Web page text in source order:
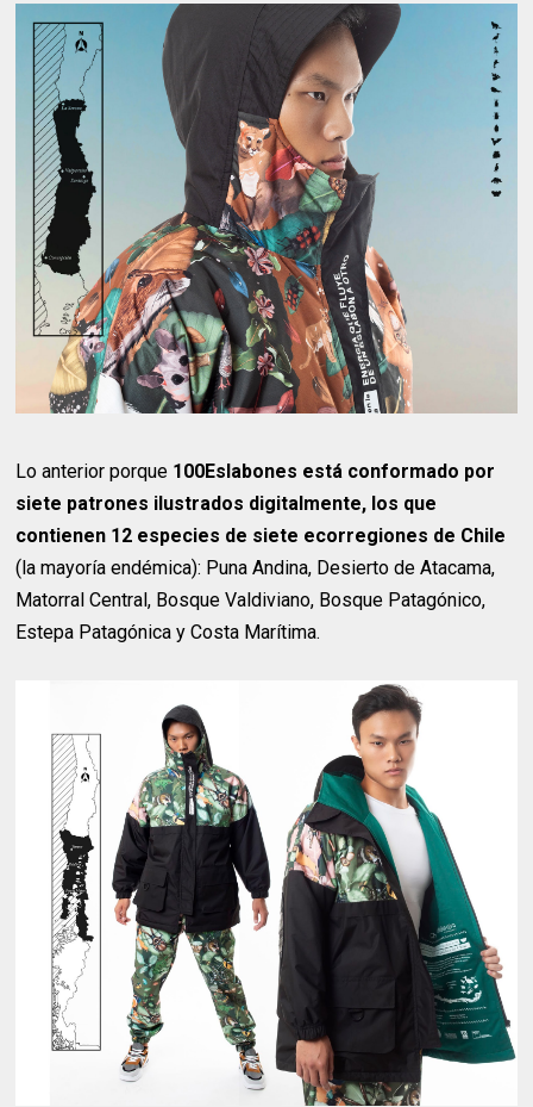
Lo anterior porque 100Eslabones está conformado por
siete patrones ilustrados digitalmente, los que
contienen 12 especies de siete ecorregiones de Chile
(la mayoría endémica): Puna Andina, Desierto de Atacama,
Matorral Central, Bosque Valdiviano, Bosque Patagónico,
Estepa Patagónica y Costa Marítima.